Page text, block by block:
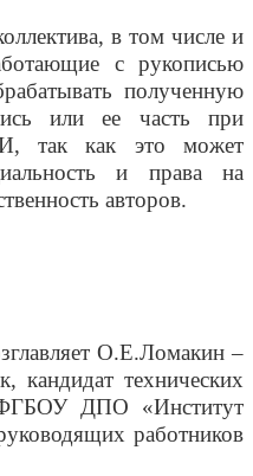
в том числе и
с рукописью
полученную
или ее часть при
так как это может
и права на
авторов.
О.Е.Ломакин –
кандидат технических
ФГБОУ ДПО «Институт
работников